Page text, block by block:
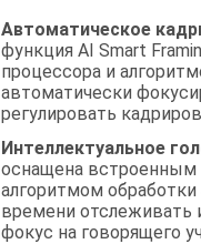
Автоматическое
функция AI Smart
процессора и
автоматически
регулировать
Интеллектуальное
оснащена
алгоритмом
времени отслеживать
фокус на говорящего